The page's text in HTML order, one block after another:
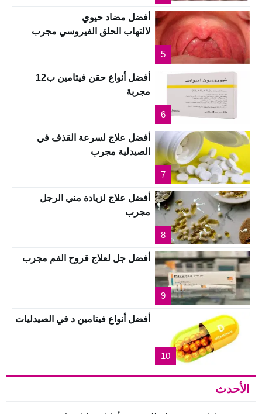
5
أفضل مضاد حيوي
لالتهاب الحلق الفيروسي مجرب
6
أفضل أنواع حقن فيتامين ب12
مجربة
7
أفضل علاج لسرعة القذف في
الصيدلية مجرب
8
أفضل علاج لزيادة مني الرجل
مجرب
9
أفضل جل لعلاج قروح الفم مجرب
10
أفضل أنواع فيتامين د في الصيدليات
الأحدث